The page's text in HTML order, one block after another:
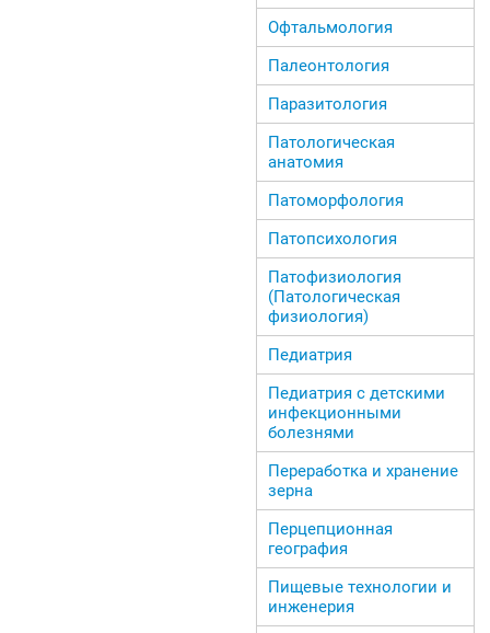
Офтальмология
Палеонтология
Паразитология
Патологическая
анатомия
Патоморфология
Патопсихология
Патофизиология
(Патологическая
физиология)
Педиатрия
Педиатрия с детскими
инфекционными
болезнями
Переработка и хранение
зерна
Перцепционная
география
Пищевые технологии и
инженерия